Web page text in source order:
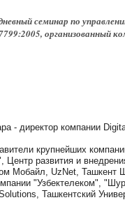
семинар по
организованный
- директор компании
крупнейших
развития и
Мобайл, UzNet, Ташкент
"Узбектелеком",
Ташкентский